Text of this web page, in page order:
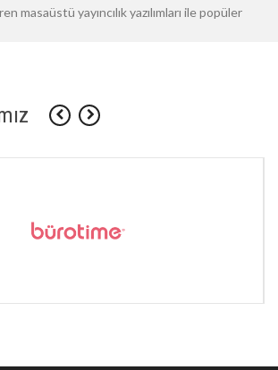
masaüstü yayıncılık yazılımları ile popüler